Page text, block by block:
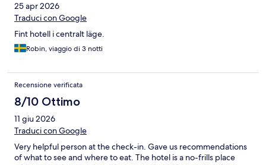
25 apr 2026
Traduci con Google
Fint hotell i centralt läge.
Robin, viaggio di 3 notti
Recensione verificata
8/10 Ottimo
11 giu 2026
Traduci con Google
Very helpful person at the check-in. Gave us recommendations
of what to see and where to eat. The hotel is a no-frills place